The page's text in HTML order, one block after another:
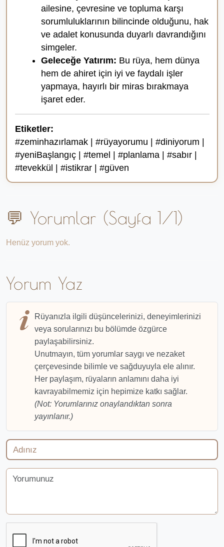
ailesine, çevresine ve topluma karşı
sorumluluklarının bilincinde olduğunu, hak
ve adalet konusunda duyarlı davrandığını
simgeler.
Geleceğe Yatırım: Bu rüya, hem dünya
hem de ahiret için iyi ve faydalı işler
yapmaya, hayırlı bir miras bırakmaya
işaret eder.
Etiketler:
#zeminhazırlamak | #rüyayorumu | #diniyorum |
#yeniBaşlangıç | #temel | #planlama | #sabır |
#tevekkül | #istikrar | #güven
💬 Yorumlar (Sayfa 1/1)
Henüz yorum yok.
Yorum Yaz
Rüyanızla ilgili düşüncelerinizi, deneyimlerinizi
veya sorularınızı bu bölümde özgürce
paylaşabilirsiniz.
Unutmayın, tüm yorumlar saygı ve nezaket
çerçevesinde bilimle ve sağduyuyla ele alınır.
Her paylaşım, rüyaların anlamını daha iyi
kavrayabilmemiz için hepimize katkı sağlar.
(Not: Yorumlarınız onaylandıktan sonra
yayınlanır.)